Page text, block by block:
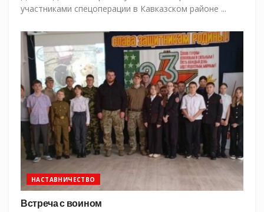
участниками спецоперации в Кавказском районе ...
НАСТАВНИЧЕСТВО
Встреча с воином